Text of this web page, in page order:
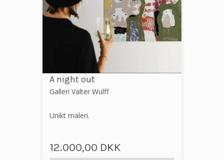
A night out
Galleri Valter Wulff
Unikt maleri.
12.000,00 DKK